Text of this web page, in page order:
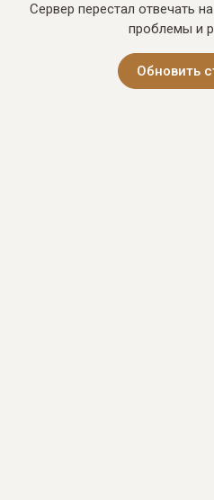
Сервер перестал отвечать
проблемы и
Обновить